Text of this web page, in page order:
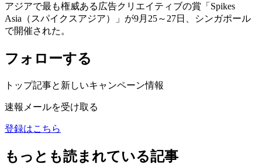
アジアで最も権威ある広告クリエイティブの賞「Spikes
Asia（スパイクスアジア）」が9月25～27日、シンガポール
で開催された。
フォローする
トップ記事と新しいキャンペーン情報
速報メールを受け取る
登録はこちら
もっとも読まれている記事